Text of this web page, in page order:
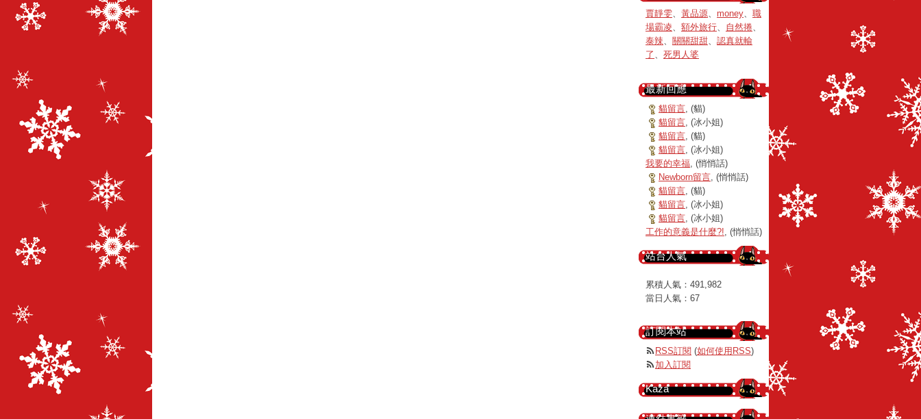
賈靜雯、 黃品源、 money、 職
場霸凌、 額外旅行、 自然捲、
泰辣、 關關甜甜、 認真就輸
了 、 死男人婆
最新回應
貓留言, (貓)
貓留言, (冰小姐)
貓留言, (貓)
貓留言, (冰小姐)
我要的幸福, (悄悄話)
Newborn留言, (悄悄話)
貓留言, (貓)
貓留言, (冰小姐)
貓留言, (冰小姐)
工作的意義是什麼?!, (悄悄話)
站台人氣
累積人氣： 491,982
當日人氣： 67
訂閱本站
RSS訂閱 (如何使用RSS)
加入訂閱
Kaza